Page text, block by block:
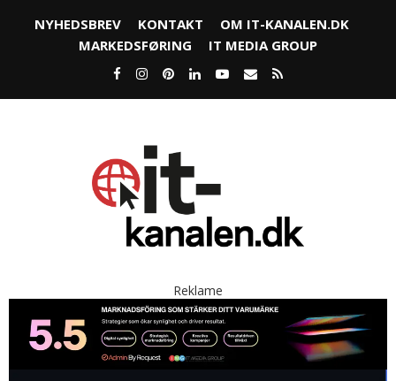
NYHEDSBREV KONTAKT
OM IT-KANALEN.DK
MARKEDSFØRING
IT MEDIA GROUP
Reklame